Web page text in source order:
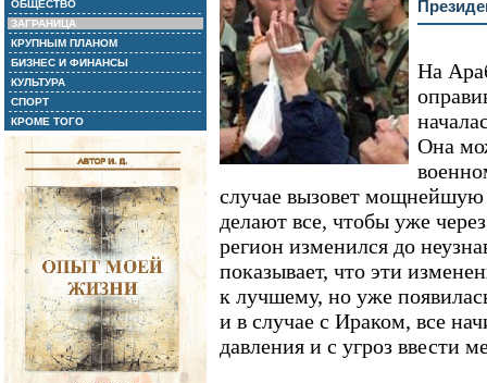
ОБЩЕСТВО
ЗАГРАНИЦА
КРУПНЫМ ПЛАНОМ
БИЗНЕС И ФИНАНСЫ
КУЛЬТУРА
СПОРТ
КРОМЕ ТОГО
На
Она
случае вызовет
делают все, чтобы уже
регион изменился до
показывает, что эти
к лучшему, но уже
и в случае с Ираком, все
давления и с угроз ввести